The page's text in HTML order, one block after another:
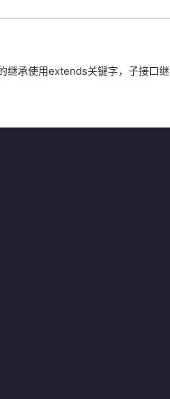
继承使用extends关键字，子接口继